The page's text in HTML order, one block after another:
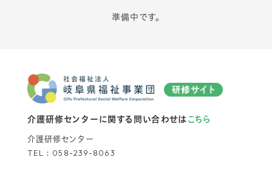
準備中です。
介護研修センターに関する問い合わせは こちら
介護研修センター
TEL： 058-239-8063